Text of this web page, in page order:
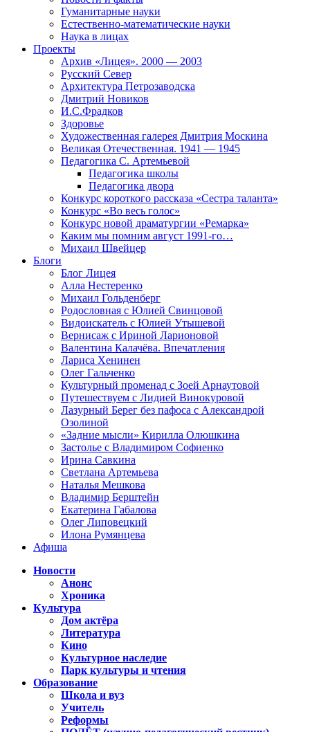
Гуманитарные науки
Естественно-математические науки
Наука в лицах
Проекты
Архив «Лицея». 2000 — 2003
Русский Север
Архитектура Петрозаводска
Дмитрий Новиков
И.С.Фрадков
Здоровье
Художественная галерея Дмитрия Москина
Великая Отечественная. 1941 — 1945
Педагогика С. Артемьевой
Педагогика школы
Педагогика двора
Конкурс короткого рассказа «Сестра таланта»
Конкурс «Во весь голос»
Конкурс новой драматургии «Ремарка»
Каким мы помним август 1991-го…
Михаил Швейцер
Блоги
Блог Лицея
Алла Нестеренко
Михаил Гольденберг
Родословная с Юлией Свинцовой
Видоискатель с Юлией Утышевой
Вернисаж с Ириной Ларионовой
Валентина Калачёва. Впечатления
Лариса Хенинен
Олег Гальченко
Культурный променад с Зоей Арнаутовой
Путешествуем с Лидией Винокуровой
Лазурный Берег без пафоса с Александрой
Озолиной
«Задние мысли» Кирилла Олюшкина
Застолье с Владимиром Софиенко
Ирина Савкина
Светлана Артемьева
Наталья Мешкова
Владимир Берштейн
Екатерина Габалова
Олег Липовецкий
Илона Румянцева
Афиша
Новости
Анонс
Хроника
Культура
Дом актёра
Литература
Кино
Культурное наследие
Парк культуры и чтения
Образование
Школа и вуз
Учитель
Реформы